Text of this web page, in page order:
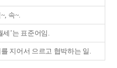
속~.
세’는 표준어임.
지어서 으르고 협박하는 일.